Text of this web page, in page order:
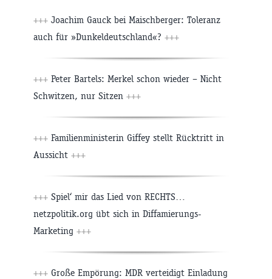
+++ Joachim Gauck bei Maischberger: Toleranz
auch für »Dunkeldeutschland«? +++
+++ Peter Bartels: Merkel schon wieder – Nicht
Schwitzen, nur Sitzen +++
+++ Familienministerin Giffey stellt Rücktritt in
Aussicht +++
+++ Spiel‘ mir das Lied von RECHTS…
netzpolitik.org übt sich in Diffamierungs-
Marketing +++
+++ Große Empörung: MDR verteidigt Einladung